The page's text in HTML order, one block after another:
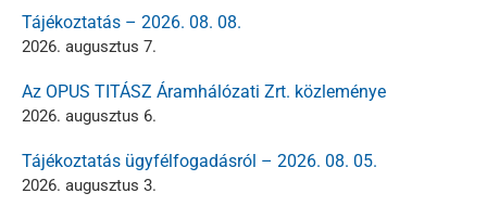
Tájékoztatás – 2026. 08. 08.
2026. augusztus 7.
Az OPUS TITÁSZ Áramhálózati Zrt. közleménye
2026. augusztus 6.
Tájékoztatás ügyfélfogadásról – 2026. 08. 05.
2026. augusztus 3.